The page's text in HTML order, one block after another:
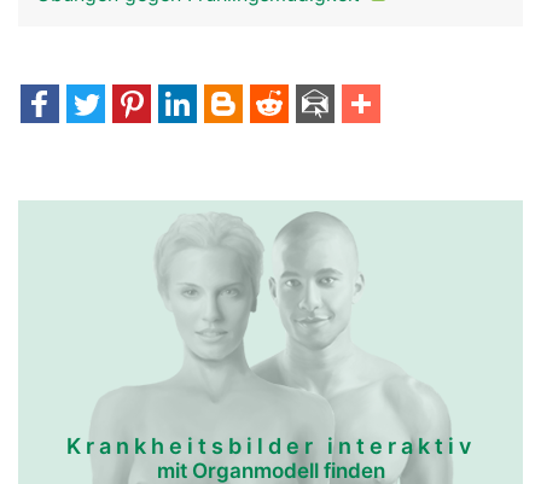
Krankheitsbilder interaktiv
mit Organmodell finden